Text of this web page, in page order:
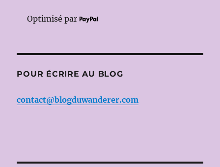
Optimisé par
POUR ÉCRIRE AU BLOG
contact@blogduwanderer.com